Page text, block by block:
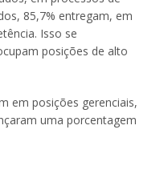
85,7% entregam, em
Isso se
posições de alto
em posições gerenciais,
uma porcentagem